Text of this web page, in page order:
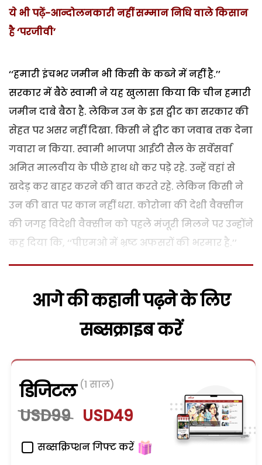
ये भी पढ़ें-आन्दोलनकारी नहीं सम्मान निधि वाले किसान
है ‘परजीवी’
‘‘हमारी इंचभर जमीन भी किसी के कब्जे में नहीं है.’’
सरकार में बैठे स्वामी ने यह खुलासा किया कि चीन हमारी
जमीन दाबे बैठा है. लेकिन उन के इस ट्वीट का सरकार की
सेहत पर असर नहीं दिखा. किसी ने ट्वीट का जवाब तक देना
गवारा न किया. स्वामी भाजपा आईटी सैल के सर्वेसर्वा
अमित मालवीय के पीछे हाथ धो कर पड़े रहे. उन्हें वहां से
खदेड़ कर बाहर करने की बात करते रहे. लेकिन किसी ने
उन की बात पर कान नहीं धरा. कोरोना की देशी वैक्सीन
की जगह विदेशी वैक्सीन को पहले मंजूरी मिलने पर उन्होंने
कह दिया कि, ‘‘पीएमओ में भ्रष्ट अफसरों की भरमार है.’’
आगे की कहानी पढ़ने के लिए
सब्सक्राइब करें
डिजिटल (1 साल)
USD99 USD49
सब्सक्रिप्शन गिफ्ट करें